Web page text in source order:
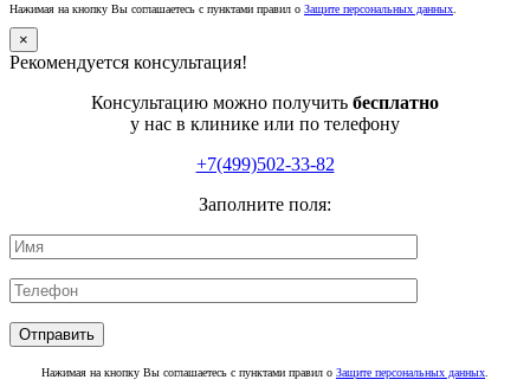
Нажимая на кнопку Вы соглашаетесь с пунктами правил о Защите персональных данных
×
Рекомендуется консультация!
Консультацию можно получить бесплатно
у нас в клинике или по телефону
+7(499)502-33-82
Заполните поля:
Нажимая на кнопку Вы соглашаетесь с пунктами правил о Защите персональных данных